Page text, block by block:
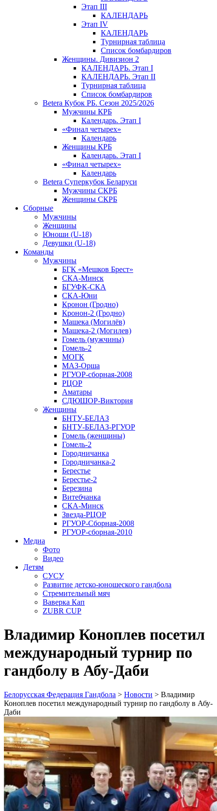
Этап III
КАЛЕНДАРЬ
Этап IV
КАЛЕНДАРЬ
Турнирная таблица
Список бомбардиров
Женщины. Дивизион 2
КАЛЕНДАРЬ. Этап I
КАЛЕНДАРЬ. Этап II
Турнирная таблица
Список бомбардиров
Betera Кубок РБ. Сезон 2025/2026
Мужчины КРБ
Календарь. Этап I
«Финал четырех»
Календарь
Женщины КРБ
Календарь. Этап I
«Финал четырех»
Календарь
Betera Суперкубок Беларуси
Мужчины СКРБ
Женщины СКРБ
Сборные
Мужчины
Женщины
Юноши (U-18)
Девушки (U-18)
Команды
Мужчины
БГК «Мешков Брест»
СКА-Минск
БГУФК-СКА
СКА-Юни
Кронон (Гродно)
Кронон-2 (Гродно)
Машека (Могилёв)
Машека-2 (Могилев)
Гомель (мужчины)
Гомель-2
МОГК
МАЗ-Орша
РГУОР-сборная-2008
РЦОР
Аматары
СДЮШОР-Виктория
Женщины
БНТУ-БЕЛАЗ
БНТУ-БЕЛАЗ-РГУОР
Гомель (женщины)
Гомель-2
Городничанка
Городничанка-2
Берестье
Берестье-2
Березина
Витебчанка
СКА-Минск
Звезда-РЦОР
РГУОР-Сборная-2008
РГУОР-сборная-2010
Медиа
Фото
Видео
Детям
СУСУ
Развитие детско-юношеского гандбола
Стремительный мяч
Ваверка Кап
ZUBR CUP
Владимир Коноплев посетил
международный турнир по
гандболу в Абу-Даби
Белорусская Федерация Гандбола > Новости > Владимир
Коноплев посетил международный турнир по гандболу в Абу-
Даби